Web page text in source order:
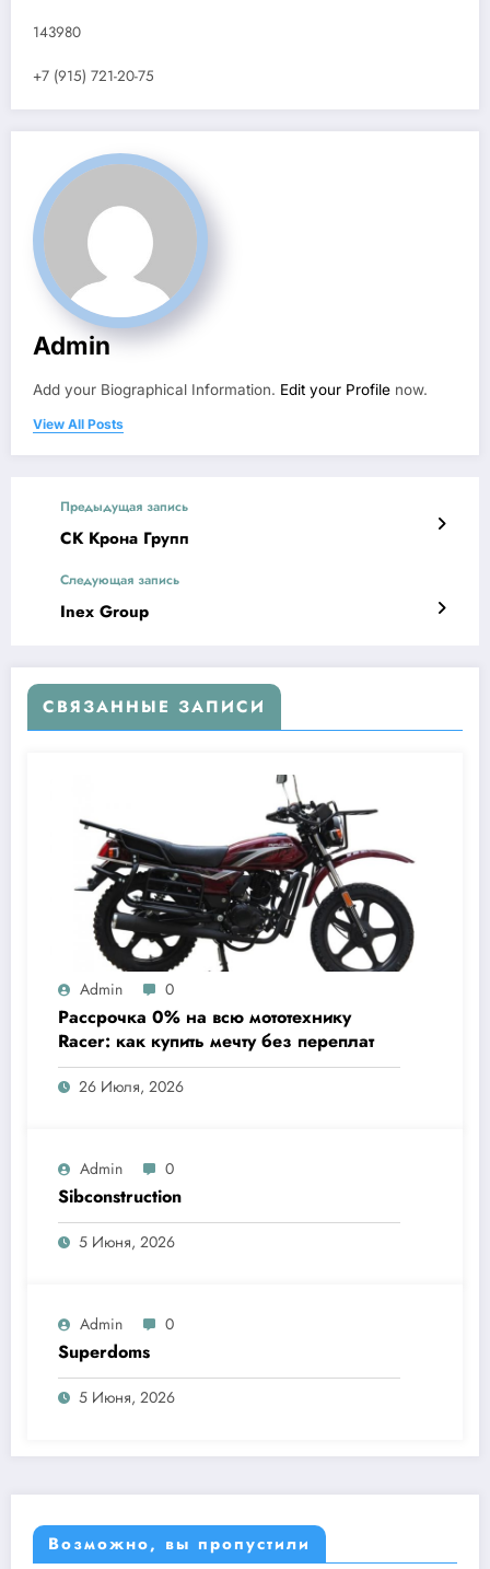
143980
+7 (915) 721-20-75
Admin
Add your Biographical Information. Edit your Profile now.
View All Posts
Предыдущая запись
СК Крона Групп
Следующая запись
Inex Group
СВЯЗАННЫЕ ЗАПИСИ
Admin 0
Рассрочка 0% на всю мототехнику
Racer: как купить мечту без переплат
26 Июля, 2026
Admin 0
Sibconstruction
5 Июня, 2026
Admin 0
Superdoms
5 Июня, 2026
Возможно, вы пропустили